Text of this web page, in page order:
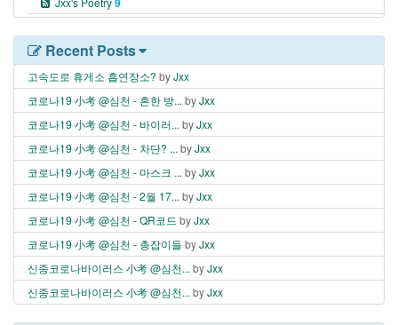
Recent Posts
고속도로 휴게소 흡연장소? byJxx
코로나19 小考 @심천 - 흔한 방... byJxx
코로나19 小考 @심천 - 바이러... byJxx
코로나19 小考 @심천 - 차단? ... byJxx
코로나19 小考 @심천 - 마스크 ... byJxx
코로나19 小考 @심천 - 2월 17... byJxx
코로나19 小考 @심천 - QR코드 byJxx
코로나19 小考 @심천 - 총잡이들 byJxx
신종코로나바이러스 小考 @심천... byJxx
신종코로나바이러스 小考 @심천... byJxx